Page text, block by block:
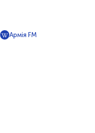
Армія FM